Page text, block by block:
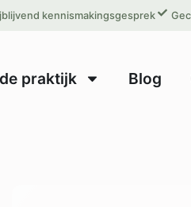
kennismakingsgesprek
praktijk Blog